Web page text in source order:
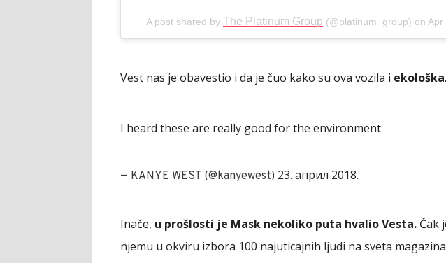
A post shared by The Platinum Group (@platinum_group) on Apr
Vest nas je obavestio i da je čuo kako su ova vozila i ekološka.
I heard these are really good for the environment
— KANYE WEST (@kanyewest) 23. април 2018.
Inače, u prošlosti je Mask nekoliko puta hvalio Vesta. Čak
njemu u okviru izbora 100 najuticajnih ljudi na sveta